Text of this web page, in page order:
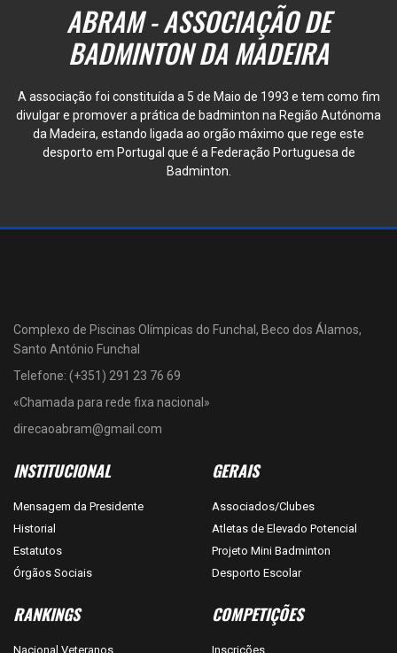
ABRAM - ASSOCIAÇÃO DE
BADMINTON DA MADEIRA
A associação foi constituída a 5 de Maio de 1993 e tem como fim
divulgar e promover a prática de badminton na Região Autónoma
da Madeira, estando ligada ao orgão máximo que rege este
desporto em Portugal que é a Federação Portuguesa de
Badminton.
Complexo de Piscinas Olímpicas do Funchal, Beco dos Álamos,
Santo António Funchal
Telefone: (+351) 291 23 76 69
«Chamada para rede fixa nacional»
direcaoabram@gmail.com
INSTITUCIONAL
Mensagem da Presidente
Historial
Estatutos
Órgãos Sociais
GERAIS
Associados/Clubes
Atletas de Elevado Potencial
Projeto Mini Badminton
Desporto Escolar
RANKINGS
Nacional Veteranos
COMPETIÇÕES
Inscrições